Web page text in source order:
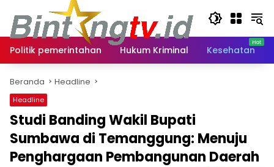
konten
Politik pemerintahan
Hukum Kriminal Kesehatan
Beranda Headline
Headline
Studi Banding Wakil Bupati
Sumbawa di Temanggung: Menuju
Penghargaan Pembangunan Daerah